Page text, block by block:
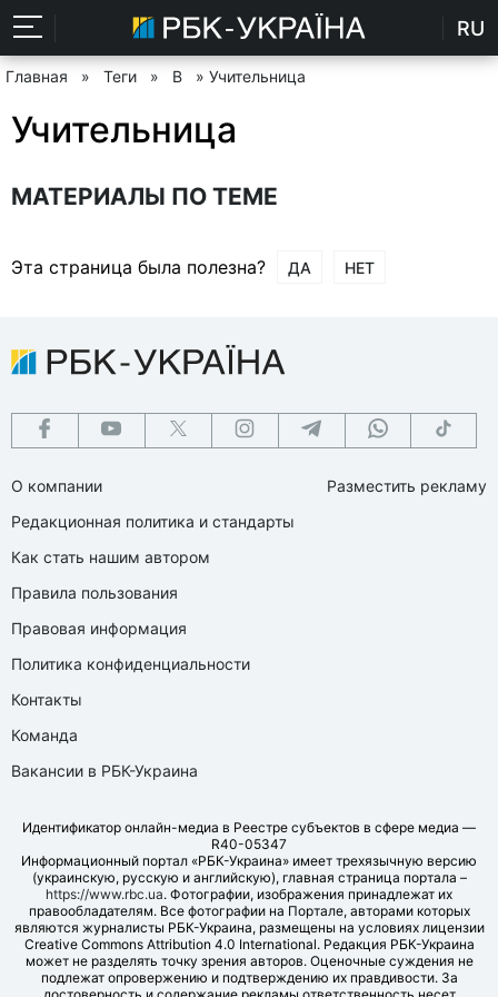
RU
Главная » Теги » В » Учительница
Учительница
МАТЕРИАЛЫ ПО ТЕМЕ
Эта страница была полезна? ДА НЕТ
О компании
Редакционная политика и стандарты
Как стать нашим автором
Правила пользования
Правовая информация
Политика конфиденциальности
Контакты
Команда
Вакансии в РБК-Украина
Разместить рекламу
Идентификатор онлайн-медиа в Реестре субъектов в сфере медиа —
R40-05347
Информационный портал «РБК-Украина» имеет трехязычную версию
(украинскую, русскую и английскую), главная страница портала –
https://www.rbc.ua. Фотографии, изображения принадлежат их
правообладателям. Все фотографии на Портале, авторами которых
являются журналисты РБК-Украина, размещены на условиях лицензии
Creative Commons Attribution 4.0 International. Редакция РБК-Украина
может не разделять точку зрения авторов. Оценочные суждения не
подлежат опровержению и подтверждению их правдивости. За